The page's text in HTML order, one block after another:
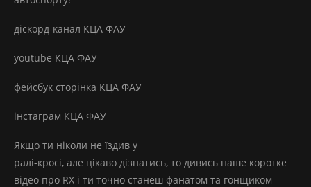
діскорд-канал КЦА ФАУ
youtube КЦА ФАУ
фейсбук сторінка КЦА ФАУ
інстаграм КЦА ФАУ
Якщо ти ніколи не їздив у
ралі-кросі, але цікаво дізнатись, то дивись наше коротке
відео про RX і ти точно станеш фанатом та гонщиком